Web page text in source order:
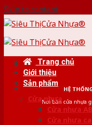
Skip to content
HỆ
Nơi bán cửa nhựa
Trang chủ
Giới thiệu
Sản phẩm
Cửa nhựa
Cửa nhựa
Cửa nhựa